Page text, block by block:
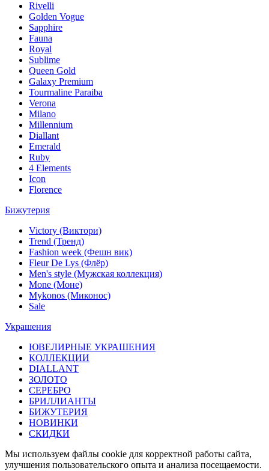
Rivelli
Golden Vogue
Sapphire
Fauna
Royal
Sublime
Queen Gold
Galaxy Premium
Tourmaline Paraiba
Verona
Milano
Millennium
Diallant
Emerald
Ruby
4 Elements
Icon
Florence
Бижутерия
Victory (Виктори)
Trend (Тренд)
Fashion week (Фешн вик)
Fleur De Lys (Флёр)
Men's style (Мужская коллекция)
Mone (Моне)
Mykonos (Миконос)
Sale
Украшения
ЮВЕЛИРНЫЕ УКРАШЕНИЯ
КОЛЛЕКЦИИ
DIALLANT
ЗОЛОТО
СЕРЕБРО
БРИЛЛИАНТЫ
БИЖУТЕРИЯ
НОВИНКИ
СКИДКИ
Мы используем файлы cookie для корректной работы сайта,
улучшения пользовательского опыта и анализа посещаемости.